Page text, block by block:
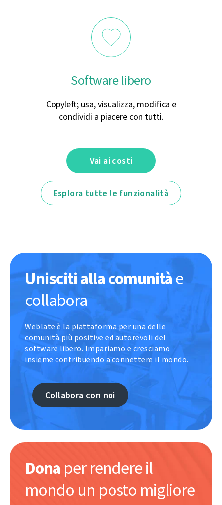
Software libero
Copyleft; usa, visualizza, modifica e
condividi a piacere con tutti.
Vai ai costi
Esplora tutte le funzionalità
Unisciti alla comunitàe
collabora
Weblate è la piattaforma per una delle
comunità più positive ed autorevoli del
software libero. Impariamo e cresciamo
insieme contribuendo a connettere il mondo.
Collabora con noi
Dona per rendere il
mondo un posto migliore